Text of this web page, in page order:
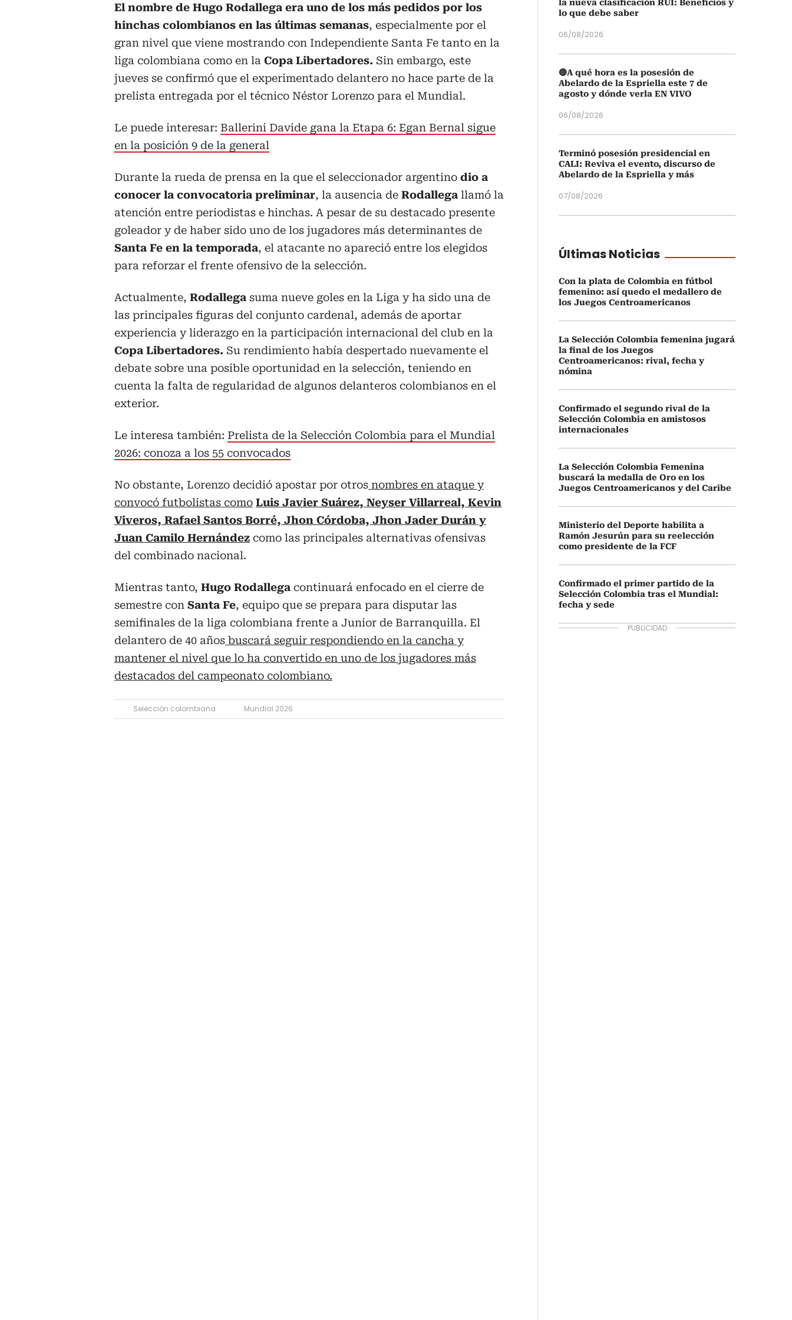
El nombre de Hugo Rodallega era uno de los más pedidos por los
hinchas colombianos en las últimas semanas, especialmente por el
gran nivel que viene mostrando con Independiente Santa Fe tanto en la
liga colombiana como en la Copa Libertadores. Sin embargo, este
jueves se confirmó que el experimentado delantero no hace parte de la
prelista entregada por el técnico Néstor Lorenzo para el Mundial.
Le puede interesar: Ballerini Davide gana la Etapa 6: Egan Bernal sigue
en la posición 9 de la general
Durante la rueda de prensa en la que el seleccionador argentino dio a
conocer la convocatoria preliminar, la ausencia de Rodallega llamó la
atención entre periodistas e hinchas. A pesar de su destacado presente
goleador y de haber sido uno de los jugadores más determinantes de
Santa Fe en la temporada, el atacante no apareció entre los elegidos
para reforzar el frente ofensivo de la selección.
Actualmente, Rodallega suma nueve goles en la Liga y ha sido una de
las principales figuras del conjunto cardenal, además de aportar
experiencia y liderazgo en la participación internacional del club en la
Copa Libertadores. Su rendimiento había despertado nuevamente el
debate sobre una posible oportunidad en la selección, teniendo en
cuenta la falta de regularidad de algunos delanteros colombianos en el
exterior.
Le interesa también: Prelista de la Selección Colombia para el Mundial
2026: conoza a los 55 convocados
No obstante, Lorenzo decidió apostar por otros nombres en ataque y
convocó futbolistas como Luis Javier Suárez, Neyser Villarreal, Kevin
Viveros, Rafael Santos Borré, Jhon Córdoba, Jhon Jader Durán y
Juan Camilo Hernández como las principales alternativas ofensivas
del combinado nacional.
Mientras tanto, Hugo Rodallega continuará enfocado en el cierre de
semestre con Santa Fe, equipo que se prepara para disputar las
semifinales de la liga colombiana frente a Junior de Barranquilla. El
delantero de 40 años buscará seguir respondiendo en la cancha y
mantener el nivel que lo ha convertido en uno de los jugadores más
destacados del campeonato colombiano.
Selección colombiana Mundial 2026
la nueva clasificación RUI: Beneficios y
lo que debe saber
06/08/2026
🔴A qué hora es la posesión de
Abelardo de la Espriella este 7 de
agosto y dónde verla EN VIVO
06/08/2026
Terminó posesión presidencial en
CALI: Reviva el evento, discurso de
Abelardo de la Espriella y más
07/08/2026
Últimas Noticias
Con la plata de Colombia en fútbol
femenino: así quedo el medallero de
los Juegos Centroamericanos
La Selección Colombia femenina jugará
la final de los Juegos
Centroamericanos: rival, fecha y
nómina
Confirmado el segundo rival de la
Selección Colombia en amistosos
internacionales
La Selección Colombia Femenina
buscará la medalla de Oro en los
Juegos Centroamericanos y del Caribe
Ministerio del Deporte habilita a
Ramón Jesurún para su reelección
como presidente de la FCF
Confirmado el primer partido de la
Selección Colombia tras el Mundial:
fecha y sede